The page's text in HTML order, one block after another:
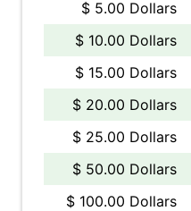
$ 5.00 Dollars
$ 10.00 Dollars
$ 15.00 Dollars
$ 20.00 Dollars
$ 25.00 Dollars
$ 50.00 Dollars
$ 100.00 Dollars